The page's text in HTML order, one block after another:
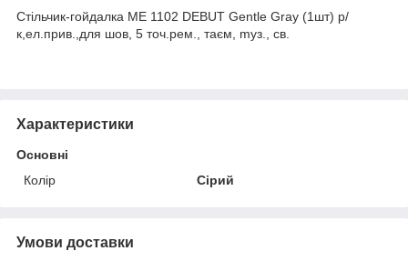
Стільчик-гойдалка ME 1102 DEBUT Gentle Gray (1шт) р/
к,ел.прив.,для шов, 5 точ.рем., таєм, mуз., св.
Характеристики
Основні
Колір
Сірий
Умови доставки